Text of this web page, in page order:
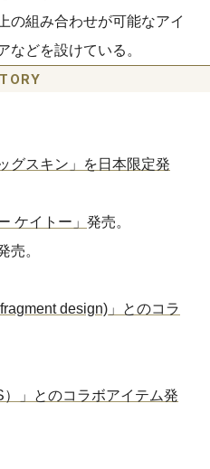
の組み合わせが可能なアイ
などを設けている。
グスキン」を日本限定発
ケイトー」 発売。
売。
design)」とのコラ
）」とのコラボアイテム発